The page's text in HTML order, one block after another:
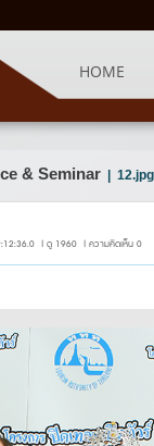
HOME
& Seminar | 12.jpg
| ดู 1960 | ความคิดเห็น 0